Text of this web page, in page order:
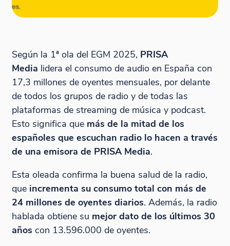
Según la 1ª ola del EGM 2025, PRISA
Media lidera el consumo de audio en España con
17,3 millones de oyentes mensuales, por delante
de todos los grupos de radio y de todas las
plataformas de streaming de música y podcast.
Esto significa que más de la mitad de los
españoles que escuchan radio lo hacen a través
de una emisora de PRISA Media.
Esta oleada confirma la buena salud de la radio,
que incrementa su consumo total con más de
24 millones de oyentes diarios. Además, la radio
hablada obtiene su mejor dato de los últimos 30
años con 13.596.000 de oyentes.